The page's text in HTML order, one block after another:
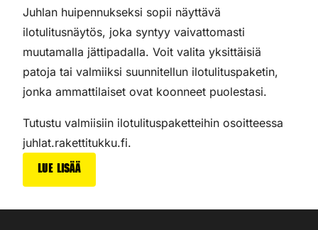
Juhlan huipennukseksi sopii näyttävä
ilotulitusnäytös, joka syntyy vaivattomasti
muutamalla jättipadalla. Voit valita yksittäisiä
patoja tai valmiiksi suunnitellun ilotulituspaketin,
jonka ammattilaiset ovat koonneet puolestasi.
Tutustu valmiisiin ilotulituspaketteihin osoitteessa
juhlat.rakettitukku.fi.
Lue lisää